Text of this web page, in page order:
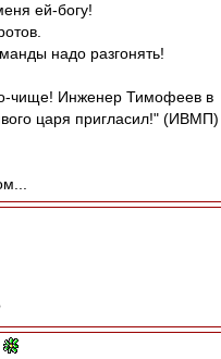
ей-богу!
надо разгонять!
чище! Инженер Тимофеев в
царя пригласил!" (ИВМП)